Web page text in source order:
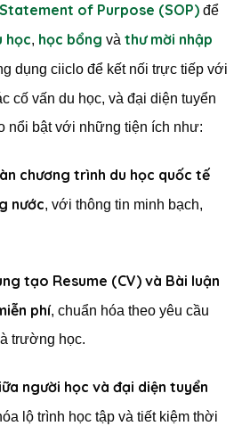
Statement of Purpose (SOP) để
học, học bổng và thư mời nhập
dụng ciiclo để kết nối trực tiếp với
cố vấn du học, và đại diện tuyển
nổi bật với những tiện ích như:
chương trình du học quốc tế
nước, với thông tin minh bạch,
tạo Resume (CV) và Bài luận
phí, chuẩn hóa theo yêu cầu
trường học.
người học và đại diện tuyển
lộ trình học tập và tiết kiệm thời